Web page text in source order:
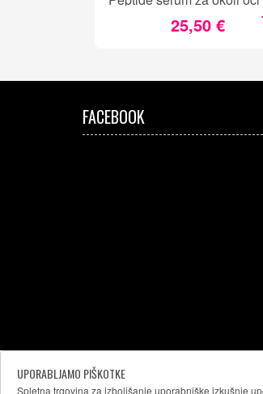
% argirelina in
25,50 €
FACEBOOK
UPORABLJAMO PIŠKOTKE
Spletna trgovina za izboljšanje uporabniške izkušnje